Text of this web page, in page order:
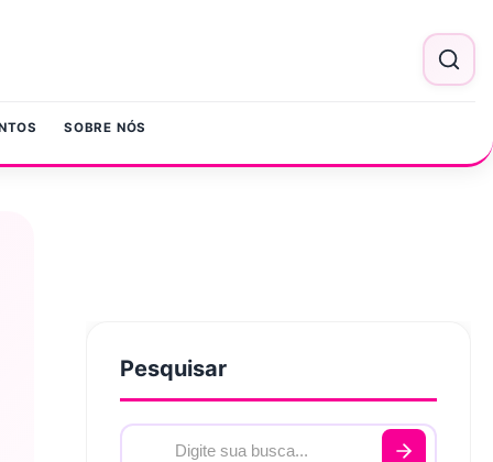
SOBRE NÓS
Pesquisar